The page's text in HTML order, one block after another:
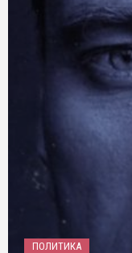
ПОЛИТИКА